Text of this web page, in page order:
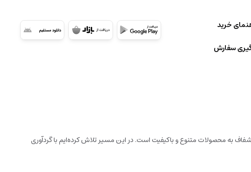
خرید
سفارش
به محصولات متنوع و باکیفیت است. در این مسیر تلاش کرده‌ایم با گردآوری